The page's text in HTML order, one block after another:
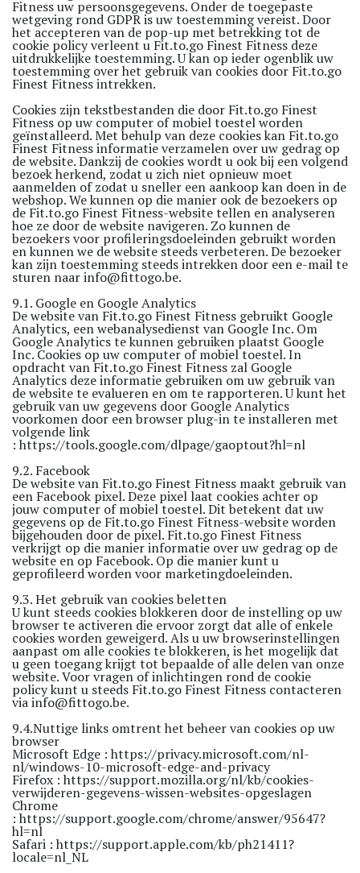
Fitness uw persoonsgegevens. Onder de toegepaste
wetgeving rond GDPR is uw toestemming vereist. Door
het accepteren van de pop-up met betrekking tot de
cookie policy verleent u Fit.to.go Finest Fitness deze
uitdrukkelijke toestemming. U kan op ieder ogenblik uw
toestemming over het gebruik van cookies door Fit.to.go
Finest Fitness intrekken.
Cookies zijn tekstbestanden die door Fit.to.go Finest
Fitness op uw computer of mobiel toestel worden
geïnstalleerd. Met behulp van deze cookies kan Fit.to.go
Finest Fitness informatie verzamelen over uw gedrag op
de website. Dankzij de cookies wordt u ook bij een volgend
bezoek herkend, zodat u zich niet opnieuw moet
aanmelden of zodat u sneller een aankoop kan doen in de
webshop. We kunnen op die manier ook de bezoekers op
de Fit.to.go Finest Fitness-website tellen en analyseren
hoe ze door de website navigeren. Zo kunnen de
bezoekers voor profileringsdoeleinden gebruikt worden
en kunnen we de website steeds verbeteren. De bezoeker
kan zijn toestemming steeds intrekken door een e-mail te
sturen naarinfo@fittogo.be.
9.1. Google en Google Analytics
De website van Fit.to.go Finest Fitness gebruikt Google
Analytics, een webanalysedienst van Google Inc. Om
Google Analytics te kunnen gebruiken plaatst Google
Inc. Cookies op uw computer of mobiel toestel. In
opdracht van Fit.to.go Finest Fitness zal Google
Analytics deze informatie gebruiken om uw gebruik van
de website te evalueren en om te rapporteren. U kunt het
gebruik van uw gegevens door Google Analytics
voorkomen door een browser plug-in te installeren met
volgende link
: https://tools.google.com/dlpage/gaoptout?hl=nl
9.2. Facebook
De website van Fit.to.go Finest Fitness maakt gebruik van
een Facebook pixel. Deze pixel laat cookies achter op
jouw computer of mobiel toestel. Dit betekent dat uw
gegevens op de Fit.to.go Finest Fitness-website worden
bijgehouden door de pixel. Fit.to.go Finest Fitness
verkrijgt op die manier informatie over uw gedrag op de
website en op Facebook. Op die manier kunt u
geprofileerd worden voor marketingdoeleinden.
9.3. Het gebruik van cookies beletten
U kunt steeds cookies blokkeren door de instelling op uw
browser te activeren die ervoor zorgt dat alle of enkele
cookies worden geweigerd. Als u uw browserinstellingen
aanpast om alle cookies te blokkeren, is het mogelijk dat
u geen toegang krijgt tot bepaalde of alle delen van onze
website. Voor vragen of inlichtingen rond de cookie
policy kunt u steeds Fit.to.go Finest Fitness contacteren
viainfo@fittogo.be.
9.4.Nuttige links omtrent het beheer van cookies op uw
browser
Microsoft Edge : https://privacy.microsoft.com/nl-
nl/windows-10-microsoft-edge-and-privacy
Firefox : https://support.mozilla.org/nl/kb/cookies-
verwijderen-gegevens-wissen-websites-opgeslagen
Chrome
: https://support.google.com/chrome/answer/95647?
hl=nl
Safari : https://support.apple.com/kb/ph21411?
locale=nl_NL